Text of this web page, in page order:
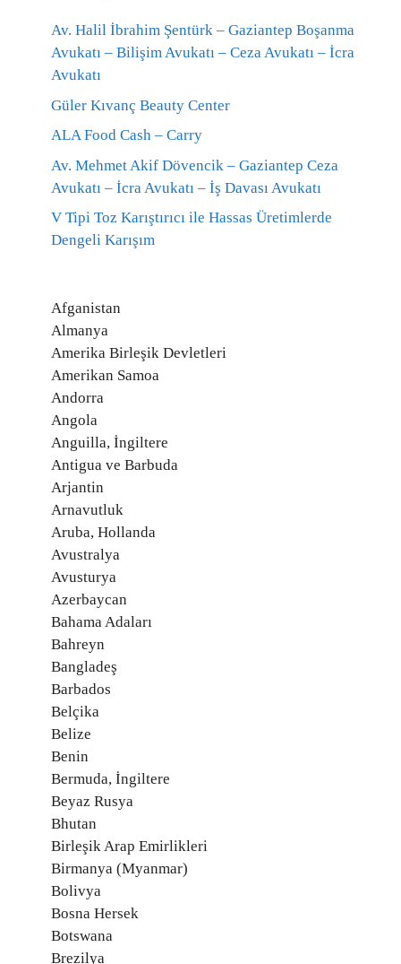
Av. Halil İbrahim Şentürk – Gaziantep Boşanma
Avukatı – Bilişim Avukatı – Ceza Avukatı – İcra
Avukatı
Güler Kıvanç Beauty Center
ALA Food Cash – Carry
Av. Mehmet Akif Dövencik – Gaziantep Ceza
Avukatı – İcra Avukatı – İş Davası Avukatı
V Tipi Toz Karıştırıcı ile Hassas Üretimlerde
Dengeli Karışım
Afganistan
Almanya
Amerika Birleşik Devletleri
Amerikan Samoa
Andorra
Angola
Anguilla, İngiltere
Antigua ve Barbuda
Arjantin
Arnavutluk
Aruba, Hollanda
Avustralya
Avusturya
Azerbaycan
Bahama Adaları
Bahreyn
Bangladeş
Barbados
Belçika
Belize
Benin
Bermuda, İngiltere
Beyaz Rusya
Bhutan
Birleşik Arap Emirlikleri
Birmanya (Myanmar)
Bolivya
Bosna Hersek
Botswana
Brezilya